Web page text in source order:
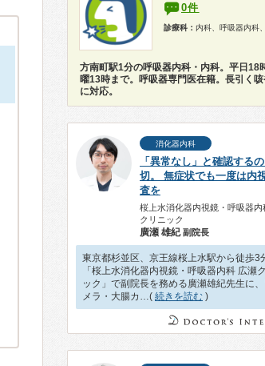
0件
診療科： 内科、呼吸器内科、健
方南町駅1分の呼吸器内科・内科。平日18
曜13時まで。呼吸器専門医在籍。長引く
に対応。
消化器内科
「異常なし」と確認する
切。 無症状でも一度は内
査を
桜上水消化器内視鏡・呼吸器内
クリニック
廣瀬 雄紀 副院長
東京都杉並区、京王線桜上水駅から徒歩3
「桜上水消化器内視鏡・呼吸器内科 広瀬
ック」で副院長を務める廣瀬雄紀先生に、
メラ・大腸カ…( 続きを読む )